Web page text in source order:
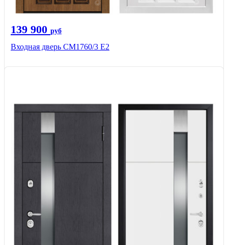
139 900 руб
Входная дверь CМ1760/3 Е2